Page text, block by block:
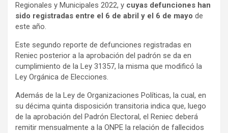
Regionales y Municipales 2022, y cuyas defunciones han
sido registradas entre el 6 de abril y el 6 de mayo de
este año.
Este segundo reporte de defunciones registradas en
Reniec posterior a la aprobación del padrón se da en
cumplimiento de la Ley 31357, la misma que modificó la
Ley Orgánica de Elecciones.
Además de la Ley de Organizaciones Políticas, la cual, en
su décima quinta disposición transitoria indica que, luego
de la aprobación del Padrón Electoral, el Reniec deberá
remitir mensualmente a la ONPE la relación de fallecidos